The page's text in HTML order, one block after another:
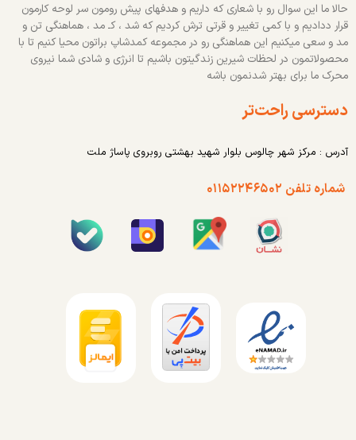
حالا ما این سوال رو با شعاری که داریم و هدفهای پیش رومون سر لوحه کارمون
قرار ددادیم و با کمی تغییر و قرتی ترش کردیم که شد ، کـ مد ، هماهنگی تن و
مد و سعی میکنیم این هماهنگی رو در مجموعه کمدشاپ براتون محیا کنیم تا با
محصولاتمون در لحظات شیرین زندگیتون باشیم تا انرژی و شادی شما نیروی
محرک ما برای بهتر شدنمون باشه
دسترسی راحت‌تر
آدرس : مرکز شهر چالوس بلوار شهید بهشتی روبروی پاساژ ملت
شماره تلفن ۰۱۱۵۲۲۴۶۵۰۲